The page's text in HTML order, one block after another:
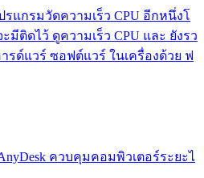
รแกรมวัดความเร็ว CPU อีกหนึ่งโ
ติดไว้ ดูความเร็ว CPU และ ยังรว
รด์แวร์ ซอฟต์แวร์ ในเครื่องด้วย ฟ
ควบคุมคอมพิวเตอร์ระยะไ